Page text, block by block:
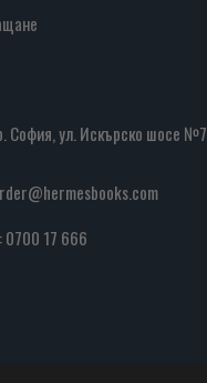
София, ул. Искърско шосе №7
0700 17 666